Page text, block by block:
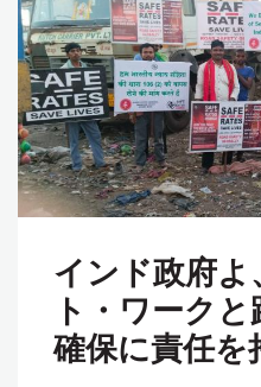
インド政府
ト・ワーク
確保に責任を